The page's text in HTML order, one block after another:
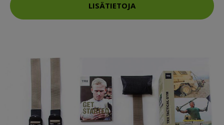
LISÄTIETOJA